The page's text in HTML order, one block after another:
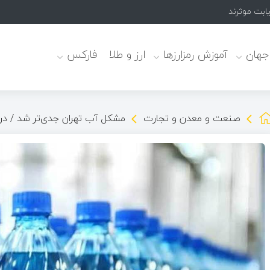
موثرند
جهان آموزش رمزارزها ارز و طلا فارکس
صنعت و معدن و تجارت مشکل آب تهران جدی‌تر شد /